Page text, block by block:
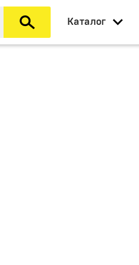
Каталог